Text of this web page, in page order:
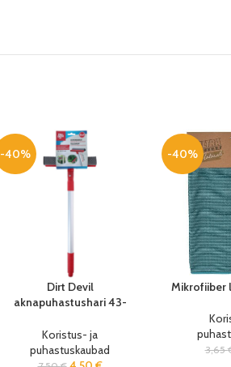
-40%
Dirt Devil
aknapuhastushari 43-
Koristus- ja
puhastuskaubad
-40%
Mikrofiiber
3,65